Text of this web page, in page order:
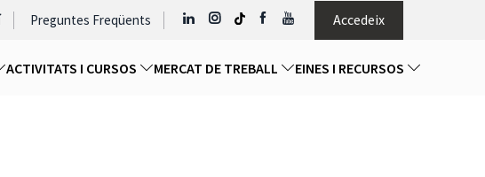
Preguntes Freqüents Accedeix
ACTIVITATS I CURSOS MERCAT DE TREBALL EINES I RECURSOS